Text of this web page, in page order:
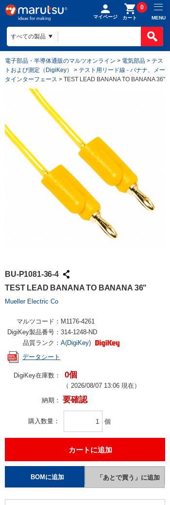
マイページ カート
0
MENU
電子部品・半導体通販のマルツオンライン > 電気部品 > テス
トおよび測定（DigiKey）
> テスト用リード線 - バナナ、メー
タインターフェース > TEST LEAD BANANA TO BANANA 36"
BU-P1081-36-4
TEST LEAD BANANA TO BANANA 36"
Mueller Electric Co
マルツコード： M1176-4261
DigiKey製品番号： 314-1248-ND
品質ランク： A(DigiKey)
データシート
DigiKey在庫数： 0個
（ 2026/08/07 13:06 現在）
納期： 要確認
購入数量 個